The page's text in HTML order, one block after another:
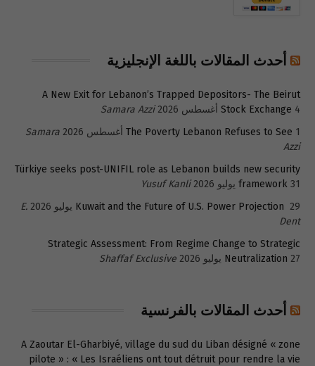
أحدث المقالات باللغة الإنجليزية
A New Exit for Lebanon’s Trapped Depositors- The Beirut
Stock Exchange 4 أغسطس 2026
Samara Azzi
The Poverty Lebanon Refuses to See 1 أغسطس 2026
Samara
Azzi
Türkiye seeks post-UNIFIL role as Lebanon builds new security
framework 31 يوليو 2026
Yusuf Kanli
Kuwait and the Future of U.S. Power Projection 29 يوليو 2026
E.
Dent
Strategic Assessment: From Regime Change to Strategic
Neutralization 27 يوليو 2026 Shaffaf Exclusive
أحدث المقالات بالفرنسية
A Zaoutar El-Gharbiyé, village du sud du Liban désigné « zone
pilote » : « Les Israéliens ont tout détruit pour rendre la vie